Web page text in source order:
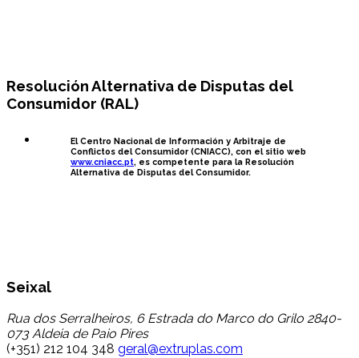
Resolución Alternativa de Disputas del
Consumidor (RAL)
El Centro Nacional de Información y Arbitraje de
Conflictos del Consumidor (CNIACC), con el sitio web
www.cniacc.pt, es competente para la Resolución
Alternativa de Disputas del Consumidor.
Seixal
Rua dos Serralheiros, 6 Estrada do Marco do Grilo 2840-
073 Aldeia de Paio Pires
(+351) 212 104 348 geral@extruplas.com